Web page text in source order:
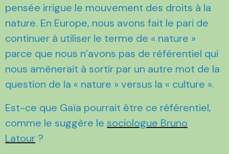
pensée irrigue le mouvement des droits à la
nature. En Europe, nous avons fait le pari de
continuer à utiliser le terme de « nature »
parce que nous n’avons pas de référentiel qui
nous amènerait à sortir par un autre mot de la
question de la « nature » versus la « culture ».
Est-ce que Gaïa pourrait être ce référentiel,
comme le suggère le sociologue Bruno
Latour ?